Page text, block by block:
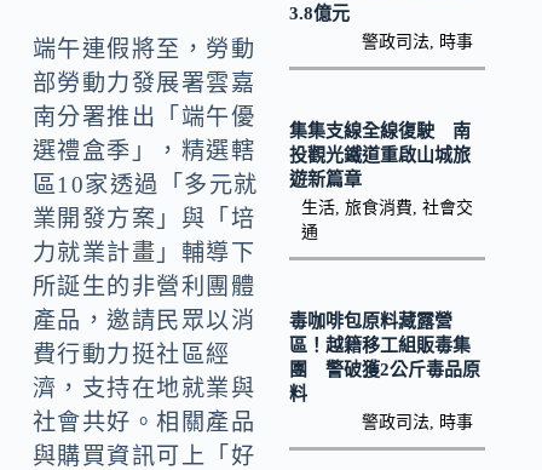
k
端午連假將至，勞動
部勞動力發展署雲嘉
南分署推出「端午優
選禮盒季」，精選轄
區10家透過「多元就
業開發方案」與「培
力就業計畫」輔導下
所誕生的非營利團體
產品，邀請民眾以消
費行動力挺社區經
濟，支持在地就業與
社會共好。相關產品
與購買資訊可上「好
3.8億元
警政司法 時事
集集支線全線復駛 南
投觀光鐵道重啟山城旅
遊新篇章
生活, 旅食消費 社會交
通
毒咖啡包原料藏露營
區！越籍移工組販毒集
團 警破獲2公斤毒品原
料
警政司法 時事